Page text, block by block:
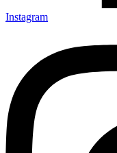
Instagram